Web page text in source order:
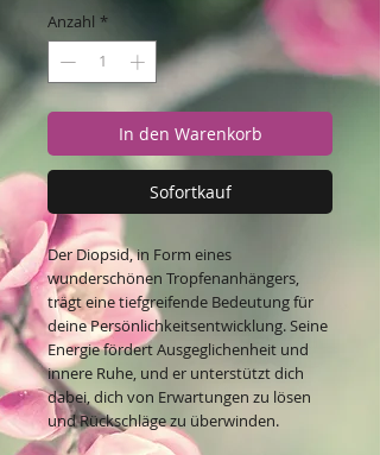
Anzahl *
In den Warenkorb
Sofortkauf
Der Diopsid, in Form eines
wunderschönen Tropfenanhängers,
trägt eine tiefgreifende Bedeutung für
deine Persönlichkeitsentwicklung. Seine
Energie fördert Ausgeglichenheit und
innere Ruhe, und er unterstützt dich
dabei, dich von Erwartungen zu lösen
und Rückschläge zu überwinden.